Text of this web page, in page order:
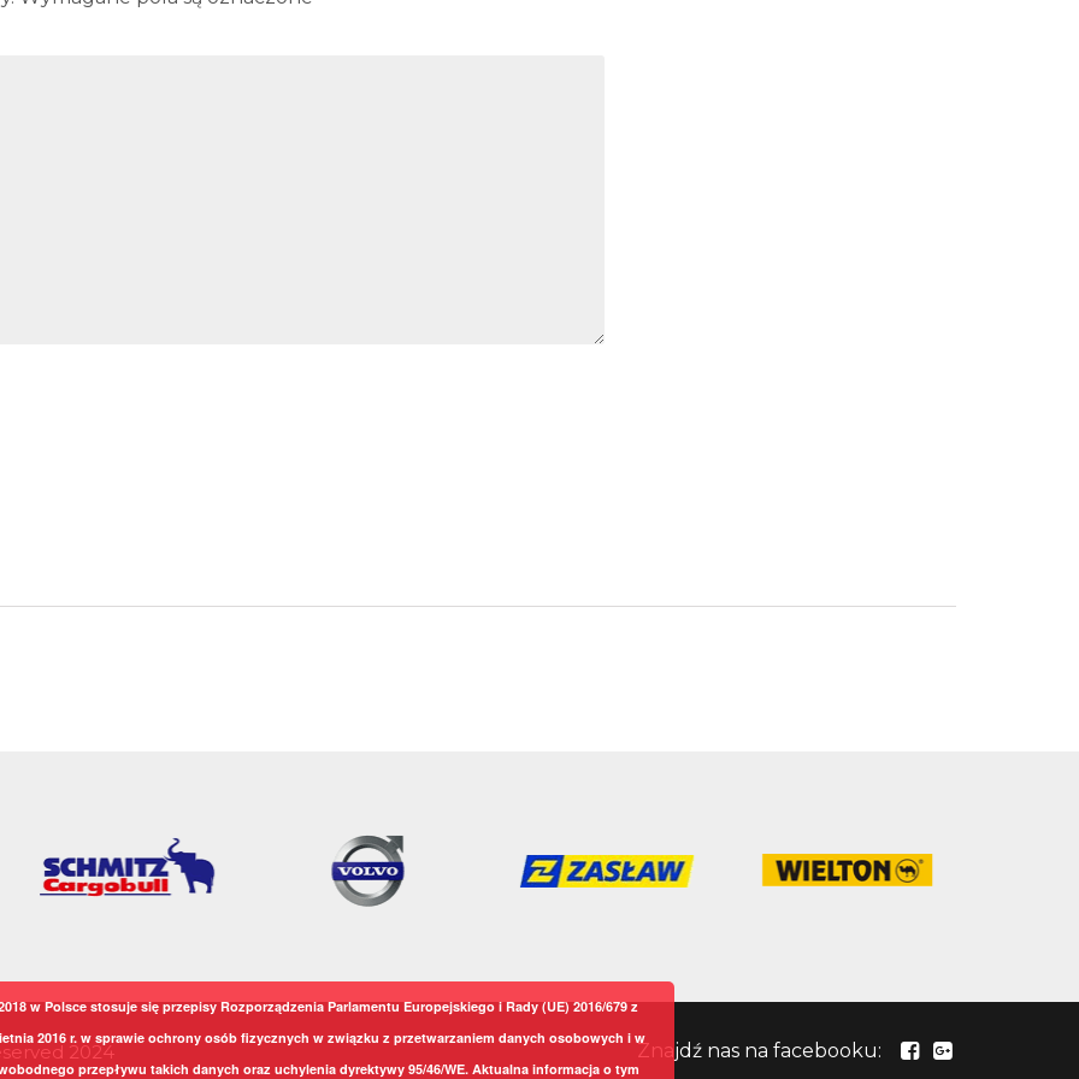
Znajdź nas na facebooku:
2024
w Polsce stosuje się przepisy Rozporządzenia Parlamentu Europejskiego i Rady (UE) 2016/679 z
2016 r. w sprawie ochrony osób fizycznych w związku z przetwarzaniem danych osobowych i w
przepływu takich danych oraz uchylenia dyrektywy 95/46/WE. Aktualna informacja o tym